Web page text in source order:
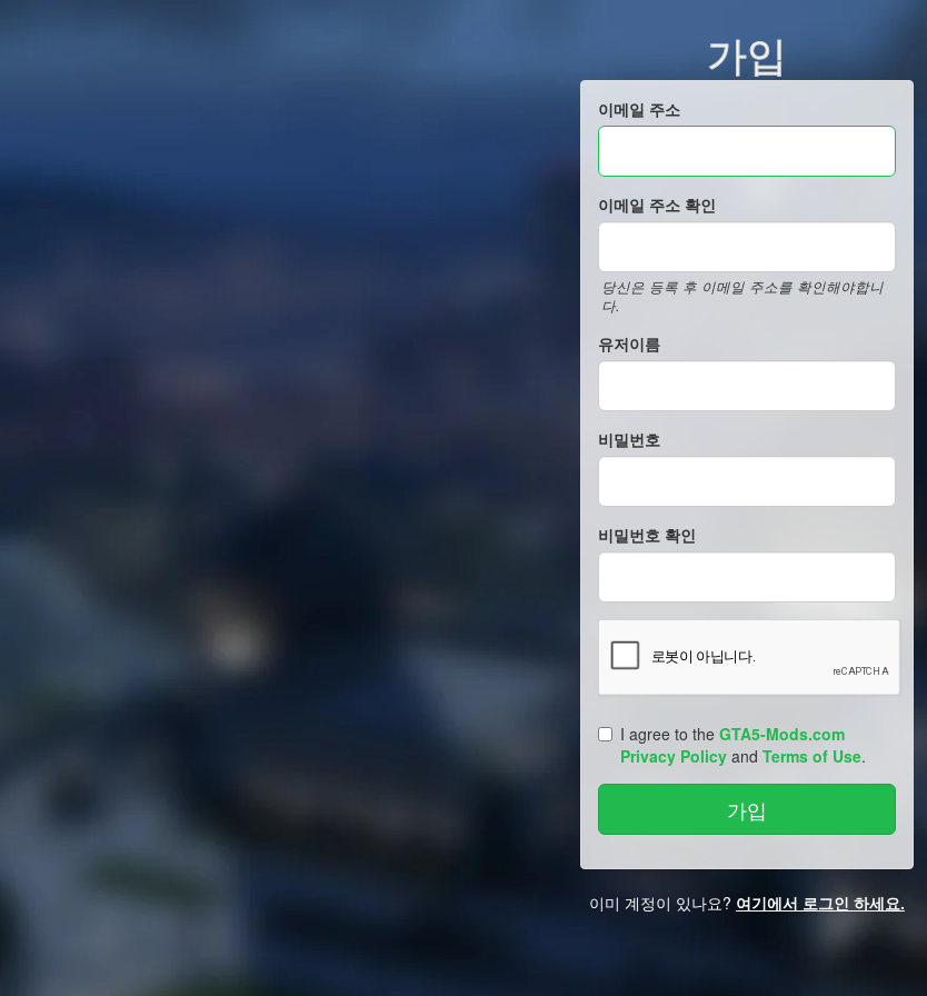
가입
이메일 주소
이메일 주소 확인
당신은 등록 후 이메일 주소를 확인해야합니
다.
유저이름
비밀번호
비밀번호 확인
I agree to the GTA5-Mods.com
Privacy Policy and Terms of Use.
이미 계정이 있나요? 여기에서 로그인 하세요.